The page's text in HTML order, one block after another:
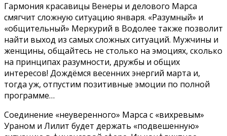
Гармония красавицы Венеры и делового Марса
смягчит сложную ситуацию января. «Разумный» и
«общительный» Меркурий в Водолее также позволит
найти выход из самых сложных ситуаций. Мужчины и
женщины, общайтесь не столько на эмоциях, сколько
на принципах разумности, дружбы и общих
интересов! Дождёмся весенних энергий марта и,
тогда уж, отпустим позитивные эмоции по полной
программе…
Соединение «неуверенного» Марса с «вихревым»
Ураном и Лилит будет держать «подвешенную»